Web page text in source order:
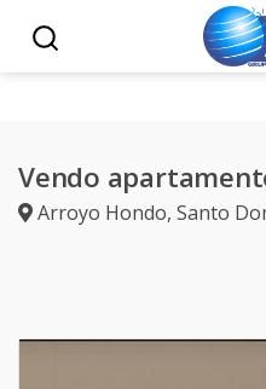
Vendo
Arroyo Hondo, Santo